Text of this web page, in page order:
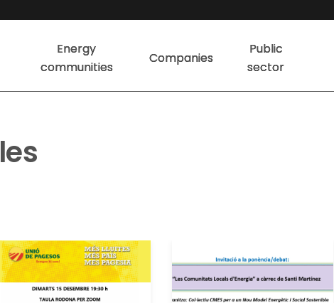
Energy
communities
Companies
Public
sector